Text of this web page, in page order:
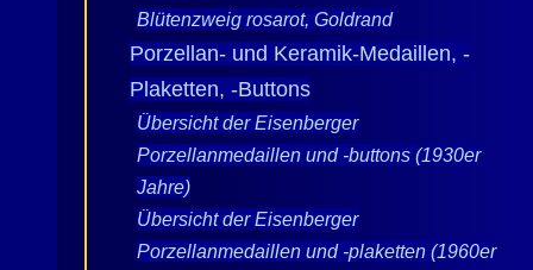
Blütenzweig rosarot, Goldrand
Porzellan- und Keramik-Medaillen, -
Plaketten, -Buttons
Übersicht der Eisenberger
Porzellanmedaillen und -buttons (1930er
Jahre)
Übersicht der Eisenberger
Porzellanmedaillen und -plaketten (1960er